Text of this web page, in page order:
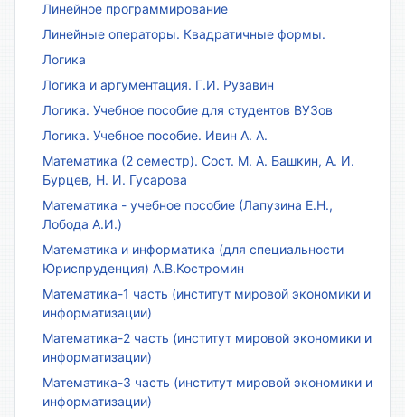
Линейное программирование
Линейные операторы. Квадратичные формы.
Логика
Логика и аргументация. Г.И. Рузавин
Логика. Учебное пособие для студентов ВУЗов
Логика. Учебное пособие. Ивин А. А.
Математика (2 семестр). Сост. М. А. Башкин, А. И.
Бурцев, Н. И. Гусарова
Математика - учебное пособие (Лапузина Е.Н.,
Лобода А.И.)
Математика и информатика (для специальности
Юриспруденция) А.В.Костромин
Математика-1 часть (институт мировой экономики и
информатизации)
Математика-2 часть (институт мировой экономики и
информатизации)
Математика-3 часть (институт мировой экономики и
информатизации)